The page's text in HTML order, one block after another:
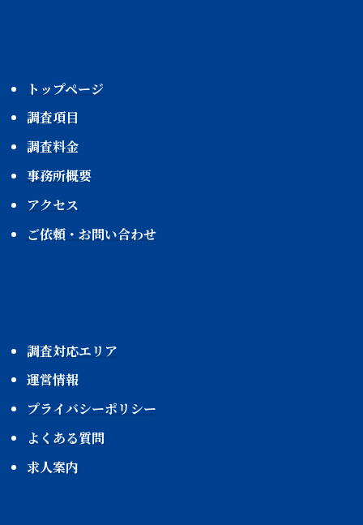
トップページ
調査項目
調査料金
事務所概要
アクセス
ご依頼・お問い合わせ
調査対応エリア
運営情報
プライバシーポリシー
よくある質問
求人案内